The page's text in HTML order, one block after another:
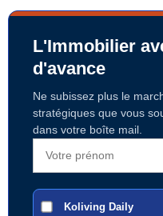
L'Immobilier
d'avance
Ne subissez plus le
stratégiques que vous
dans votre boîte mail.
Koliving Daily